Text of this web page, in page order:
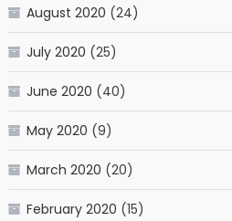
August 2020 (24)
July 2020 (25)
June 2020 (40)
May 2020 (9)
March 2020 (20)
February 2020 (15)